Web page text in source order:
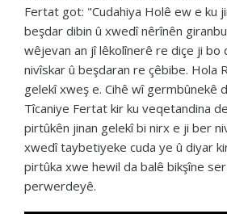
Fertat got: "Cudahiya Holê ew e ku
beşdar dibin û xwedî nêrînên
wêjevan an jî lêkolînerê re diçe ji bo
nivîskar û beşdaran re çêbibe. Hola
gelekî xweş e. Cihê wî germbûnekê
Tîcaniye Fertat kir ku veqetandina
pirtûkên jinan gelekî bi nirx e ji ber
xwedî taybetiyeke cuda ye û diyar
pirtûka xwe hewil da balê bikşîne
perwerdeyê.